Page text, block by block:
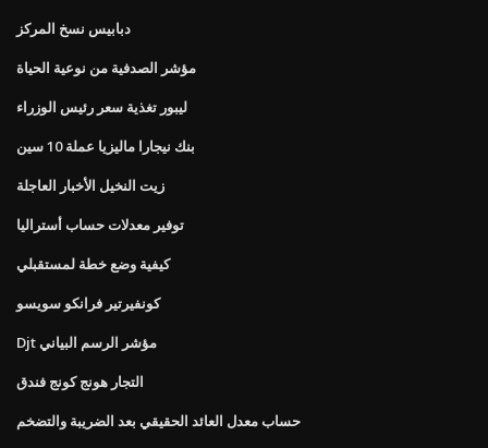
دبابيس نسخ المركز
مؤشر الصدفية من نوعية الحياة
ليبور تغذية سعر رئيس الوزراء
بنك نيجارا ماليزيا عملة 10 سين
زيت النخيل الأخبار العاجلة
توفير معدلات حساب أستراليا
كيفية وضع خطة لمستقبلي
كونفيرتير فرانكو سويسو
Djt مؤشر الرسم البياني
التجار هونج كونج فندق
حساب معدل العائد الحقيقي بعد الضريبة والتضخم